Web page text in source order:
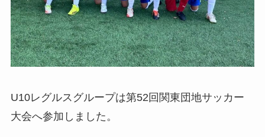
U10レグルスグループは第52回関東団地サッカー
大会へ参加しました。